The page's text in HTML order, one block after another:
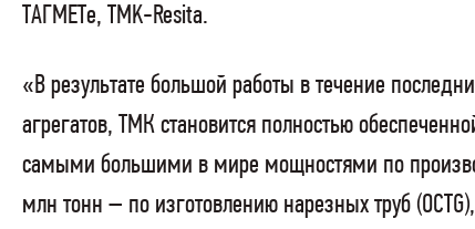
ТАГМЕТе, TMK-Resita.
«В результате большой работы в течение
агрегатов, ТМК становится полностью
самыми большими в мире мощностями по
млн тонн – по изготовлению нарезных труб (OCTG